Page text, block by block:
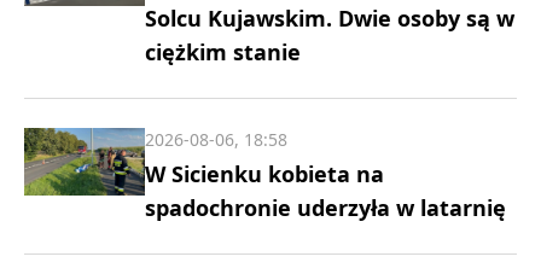
Solcu Kujawskim. Dwie osoby są w
ciężkim stanie
W Sicienku kobieta na
spadochronie uderzyła w latarnię
2026-08-06, 18:58